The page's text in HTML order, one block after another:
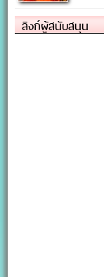
ลิงก์ผู้สนับสนุน